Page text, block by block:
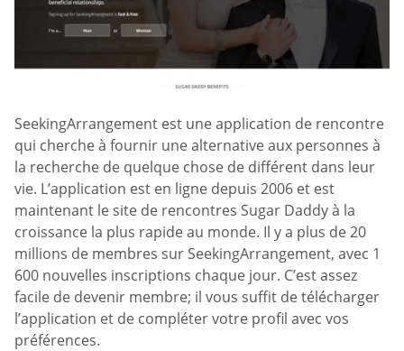
SeekingArrangement est une application de rencontre
qui cherche à fournir une alternative aux personnes à
la recherche de quelque chose de différent dans leur
vie. L’application est en ligne depuis 2006 et est
maintenant le site de rencontres Sugar Daddy à la
croissance la plus rapide au monde. Il y a plus de 20
millions de membres sur SeekingArrangement, avec 1
600 nouvelles inscriptions chaque jour. C’est assez
facile de devenir membre; il vous suffit de télécharger
l’application et de compléter votre profil avec vos
préférences.